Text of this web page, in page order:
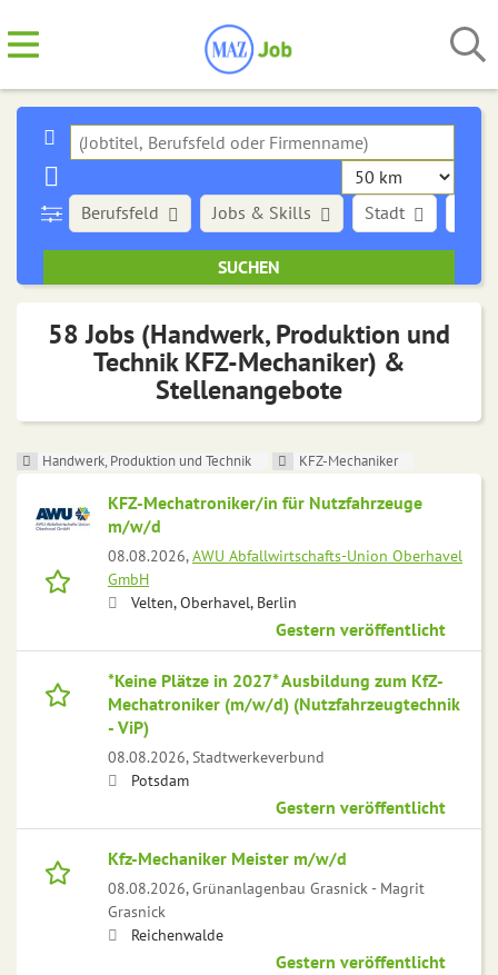
Stadt
Berufsfeld Jobs & Skills
58 Jobs (Handwerk, Produktion und
Technik KFZ-Mechaniker) &
Stellenangebote
Handwerk, Produktion und Technik KFZ-Mechaniker
KFZ-Mechatroniker/in für Nutzfahrzeuge
m/w/d
08.08.2026,AWU Abfallwirtschafts-Union Oberhavel
GmbH
Velten, Oberhavel, Berlin
Gestern veröffentlicht
*Keine Plätze in 2027* Ausbildung zum KfZ-
Mechatroniker (m/w/d) (Nutzfahrzeugtechnik
- ViP)
08.08.2026,Stadtwerkeverbund
Potsdam
Gestern veröffentlicht
Kfz-Mechaniker Meister m/w/d
08.08.2026,Grünanlagenbau Grasnick - Magrit
Grasnick
Reichenwalde
Gestern veröffentlicht